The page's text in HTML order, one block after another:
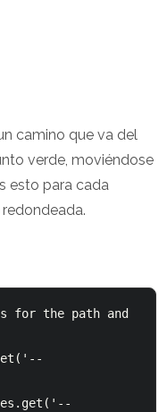
camino que va del
verde, moviéndose
esto para cada
for the path and